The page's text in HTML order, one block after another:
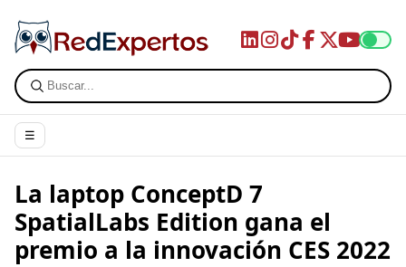
☰
La laptop ConceptD 7
SpatialLabs Edition gana el
premio a la innovación CES 2022